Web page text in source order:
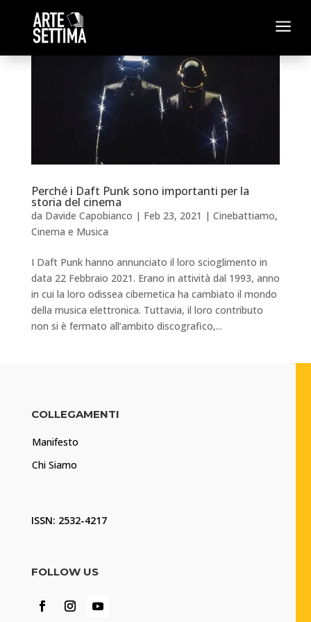
a
Perché i Daft Punk sono importanti per la
storia del cinema
da Davide Capobianco | Feb 23, 2021 | Cinebattiamo,
Cinema e Musica
I Daft Punk hanno annunciato il loro scioglimento in
data 22 Febbraio 2021. Erano in attività dal 1993, anno
in cui la loro odissea cibernetica ha cambiato il mondo
della musica elettronica. Tuttavia, il loro contributo
non si è fermato all’ambito discografico,...
COLLEGAMENTI
Manifesto
Chi Siamo
ISSN: 2532-4217
FOLLOW US